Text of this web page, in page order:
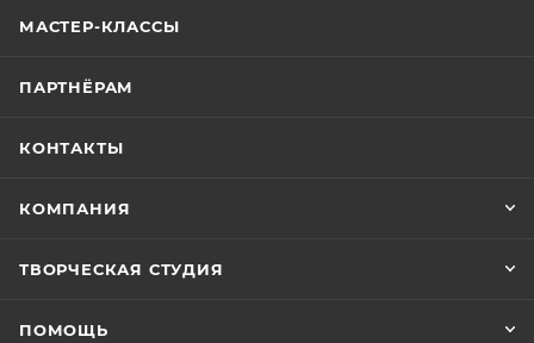
МАСТЕР-КЛАССЫ
ПАРТНЁРАМ
КОНТАКТЫ
КОМПАНИЯ
ТВОРЧЕСКАЯ СТУДИЯ
ПОМОЩЬ